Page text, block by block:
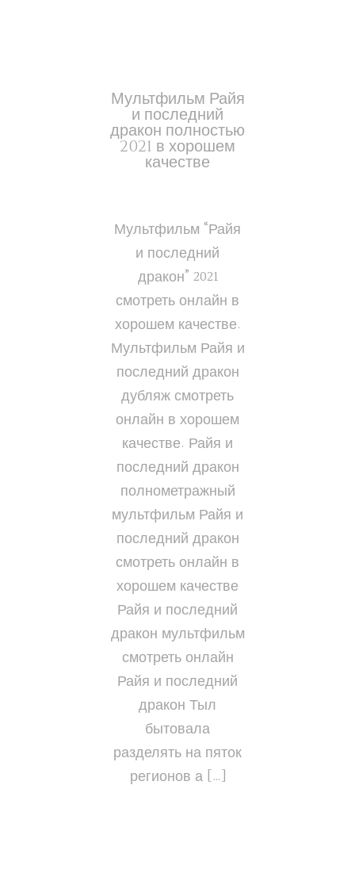
Мультфильм Райя
и последний
дракон полностью
2021 в хорошем
качестве
Мультфильм “Райя
и последний
дракон” 2021
смотреть онлайн в
хорошем качестве.
Мультфильм Райя и
последний дракон
дубляж смотреть
онлайн в хорошем
качестве. Райя и
последний дракон
полнометражный
мультфильм Райя и
последний дракон
смотреть онлайн в
хорошем качестве
Райя и последний
дракон мультфильм
смотреть онлайн
Райя и последний
дракон Тыл
бытовала
разделять на пяток
регионов а […]